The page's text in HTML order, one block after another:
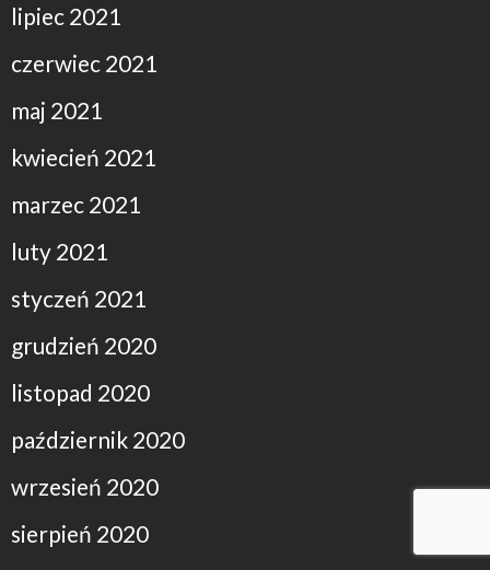
lipiec 2021
czerwiec 2021
maj 2021
kwiecień 2021
marzec 2021
luty 2021
styczeń 2021
grudzień 2020
listopad 2020
październik 2020
wrzesień 2020
sierpień 2020